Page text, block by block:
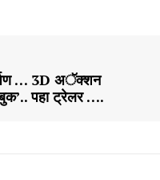
… 3D अॅक्शन
पहा ट्रेलर ….